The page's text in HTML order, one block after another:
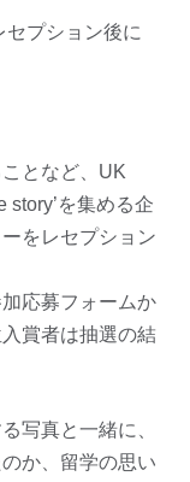
プション後に
となど、UK
story’を集める企
をレセプション
応募フォームか
賞者は抽選の結
写真と一緒に、
か、留学の思い